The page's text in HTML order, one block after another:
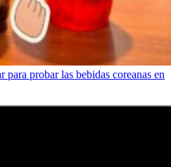
probar las bebidas coreanas en